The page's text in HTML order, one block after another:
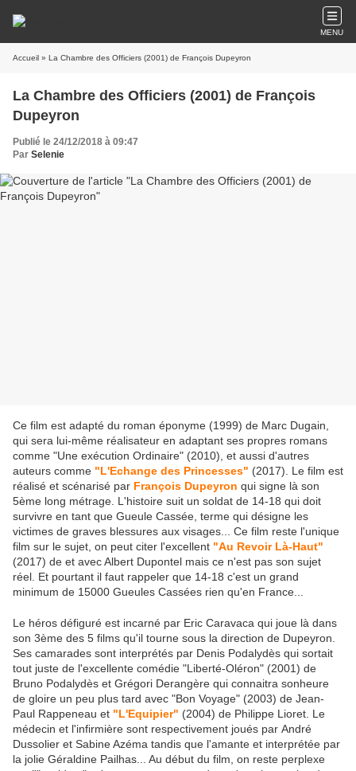
MENU
Accueil » La Chambre des Officiers (2001) de François Dupeyron
La Chambre des Officiers (2001) de François
Dupeyron
Publié le 24/12/2018 à 09:47
Par Selenie
Ce film est adapté du roman éponyme (1999) de Marc Dugain,
qui sera lui-même réalisateur en adaptant ses propres romans
comme "Une exécution Ordinaire" (2010), et aussi d'autres
auteurs comme "L'Echange des Princesses" (2017). Le film est
réalisé et scénarisé par François Dupeyron qui signe là son
5ème long métrage. L'histoire suit un soldat de 14-18 qui doit
survivre en tant que Gueule Cassée, terme qui désigne les
victimes de graves blessures aux visages... Ce film reste l'unique
film sur le sujet, on peut citer l'excellent "Au Revoir Là-Haut"
(2017) de et avec Albert Dupontel mais ce n'est pas son sujet
réel. Et pourtant il faut rappeler que 14-18 c'est un grand
minimum de 15000 Gueules Cassées rien qu'en France...
Le héros défiguré est incarné par Eric Caravaca qui joue là dans
son 3ème des 5 films qu'il tourne sous la direction de Dupeyron.
Ses camarades sont interprétés par Denis Podalydès qui sortait
tout juste de l'excellente comédie "Liberté-Oléron" (2001) de
Bruno Podalydès et Grégori Derangère qui connaitra sonheure
de gloire un peu plus tard avec "Bon Voyage" (2003) de Jean-
Paul Rappeneau et "L'Equipier" (2004) de Philippe Lioret. Le
médecin et l'infirmière sont respectivement joués par André
Dussolier et Sabine Azéma tandis que l'amante et interprétée par
la jolie Géraldine Pailhas... Au début du film, on reste perplexe